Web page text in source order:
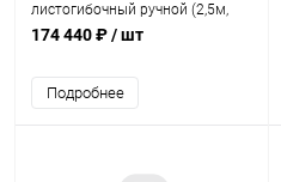
листогибочный ручной (2,5м,
макс толщ 0,75мм, макс угол
174 440 ₽/ шт
Подробнее